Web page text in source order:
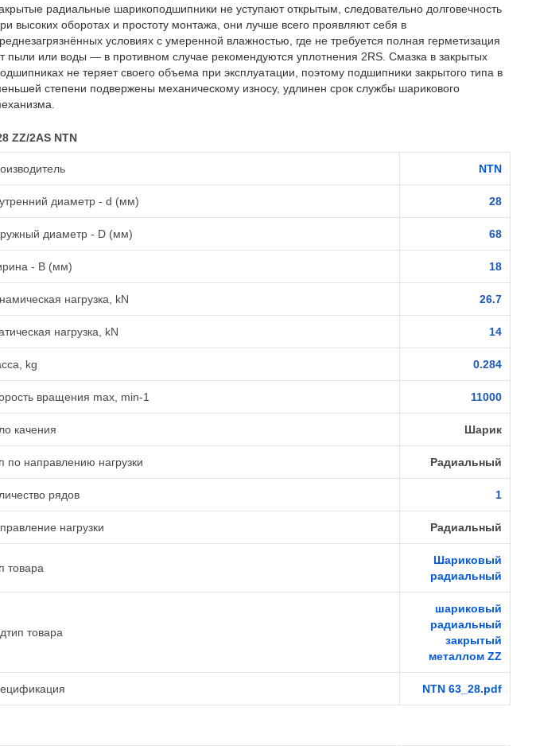
радиальные шарикоподшипники не уступают открытым, следовательно долговечность
высоких оборотах и простоту монтажа, они лучше всего проявляют себя в
условиях с умеренной влажностью, где не требуется полная герметизация
пыли или воды — в противном случае рекомендуются уплотнения 2RS. Смазка в закрытых
не теряет своего объема при эксплуатации, поэтому подшипники закрытого типа в
степени подвержены механическому износу, удлинен срок службы шарикового
ZZ/2AS NTN
NTN
диаметр - d (мм) 28
диаметр - D (мм) 68
- B (мм) 18
нагрузка, kN 26.7
нагрузка, kN 14
kg 0.284
вращения max, min-1 11000
качения Шарик
по направлению нагрузки Радиальный
рядов 1
нагрузки Радиальный
товара
Шариковый
радиальный
товара
шариковый
радиальный
закрытый
металлом ZZ
NTN 63_28.pdf